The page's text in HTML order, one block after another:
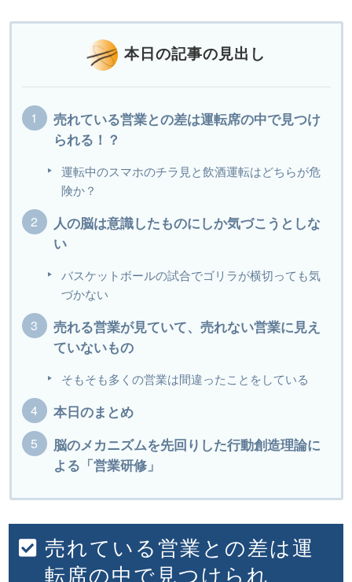
本日の記事の見出し
売れている営業との差は運転席の中で見つけ
られる！？
運転中のスマホのチラ見と飲酒運転はどちらが危
険か？
人の脳は意識したものにしか気づこうとしな
い
バスケットボールの試合でゴリラが横切っても気
づかない
売れる営業が見ていて、売れない営業に見え
ていないもの
そもそも多くの営業は間違ったことをしている
本日のまとめ
脳のメカニズムを先回りした行動創造理論に
よる「営業研修」
売れている営業との差は運
転席の中で見つけられ